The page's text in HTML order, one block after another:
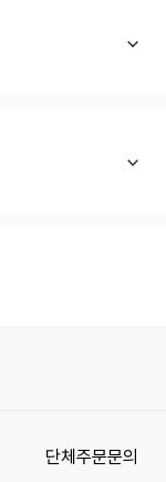
단체주문문의